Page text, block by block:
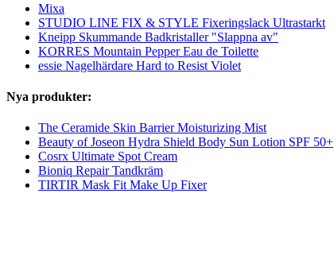
Mixa
STUDIO LINE FIX & STYLE Fixeringslack Ultrastarkt
Kneipp Skummande Badkristaller "Slappna av"
KORRES Mountain Pepper Eau de Toilette
essie Nagelhärdare Hard to Resist Violet
Nya produkter:
The Ceramide Skin Barrier Moisturizing Mist
Beauty of Joseon Hydra Shield Body Sun Lotion SPF 50+
Cosrx Ultimate Spot Cream
Bioniq Repair Tandkräm
TIRTIR Mask Fit Make Up Fixer